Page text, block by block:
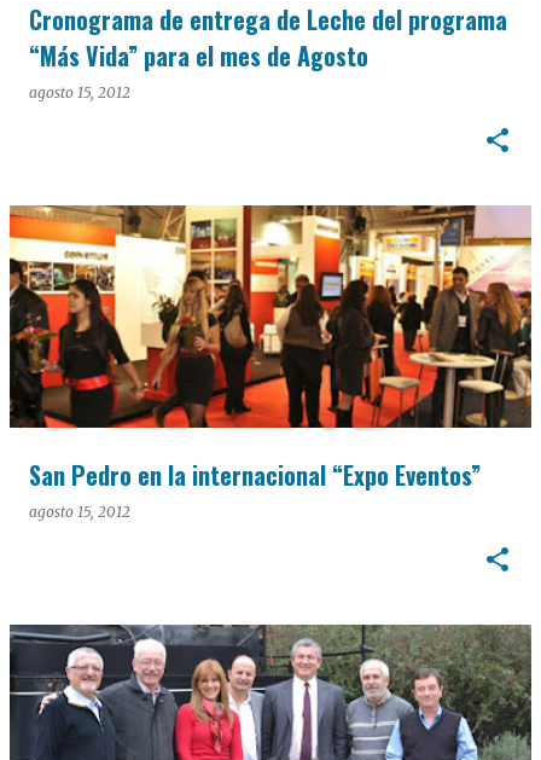
Cronograma de entrega de Leche del programa
“Más Vida” para el mes de Agosto
agosto 15, 2012
San Pedro en la internacional “Expo Eventos”
agosto 15, 2012